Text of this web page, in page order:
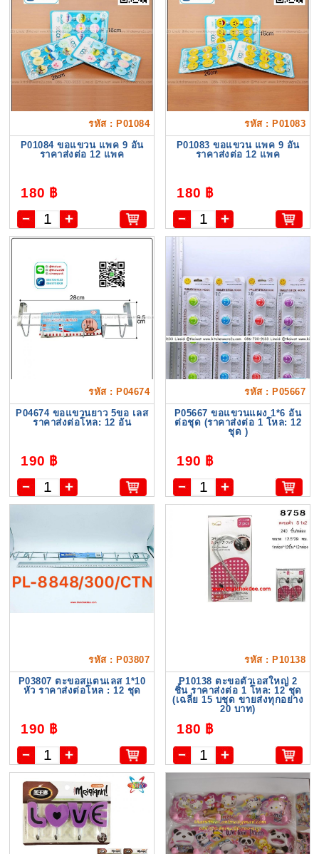
รหัส : P01084
P01084 ขอแขวน แพค 9 อัน
ราคาส่งต่อ 12 แพค
180 ฿
รหัส : P01083
P01083 ขอแขวน แพค 9 อัน
ราคาส่งต่อ 12 แพค
180 ฿
รหัส : P04674
P04674 ขอแขวนยาว 5ขอ เลส
ราคาส่งต่อโหล: 12 อัน
190 ฿
รหัส : P05667
P05667 ขอแขวนแผง 1*6 อัน
ต่อชุด (ราคาส่งต่อ 1 โหล: 12
ชุด )
190 ฿
รหัส : P03807
P03807 ตะขอสแตนเลส 1*10
หัว ราคาส่งต่อโหล : 12 ชุด
190 ฿
รหัส : P10138
P10138 ตะขอตัวเอสใหญ่ 2
ชิ้น ราคาส่งต่อ 1 โหล: 12 ชุด
(เฉลี่ย 15 บชุด ขายส่งทุกอย่าง
20 บาท)
180 ฿